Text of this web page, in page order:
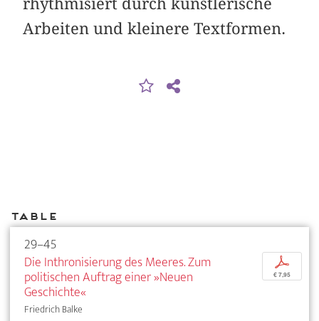
Arbeiten und kleinere Textformen.
Table
29–45
Die Inthronisierung des Meeres. Zum
politischen Auftrag einer »Neuen
Geschichte«
Friedrich Balke
p
€ 7,95